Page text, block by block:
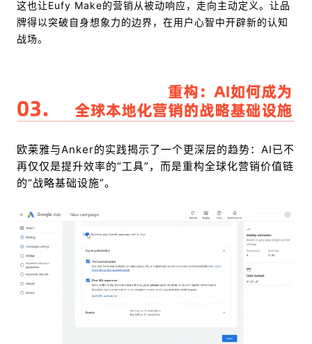
这也让Eufy Make的营销从被动响应，走向主动定义。让品
牌得以突破自身想象力的边界，在用户心智中开辟新的认知
战场。
欧莱雅与Anker的实践揭示了一个更深层的趋势：AI已不
再仅仅是提升效率的“工具”，而是重构全球化营销价值链
的“战略基础设施”。